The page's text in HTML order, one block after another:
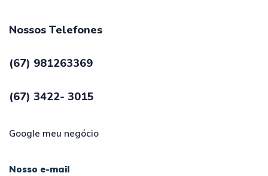
Nossos Telefones
(67) 981263369
(67) 3422- 3015
Google meu negócio
Nosso e-mail